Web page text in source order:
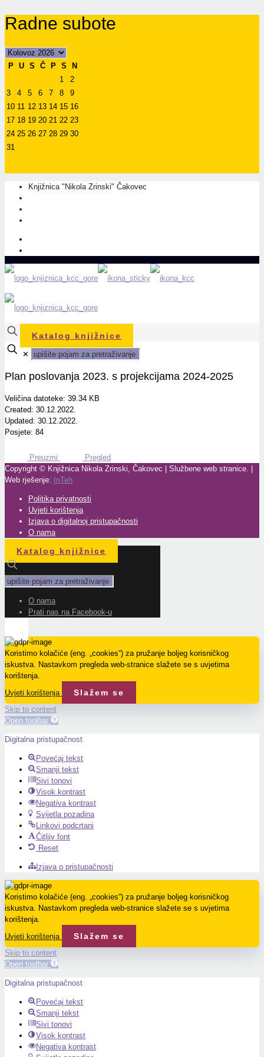
Radne subote
P U S Č P S
N
1
2
3
4 5 6 7 8
9
10 11 12 13 14 15 16
17 18 19 20 21 22 23
24 25 26 27 28 29 30
31
Knjižnica "Nikola Zrinski" Čakovec
Katalog knjižnice
✕
Plan poslovanja 2023. s projekcijama 2024-2025
Veličina datoteke: 39.34 KB
Created: 30.12.2022.
Updated: 30.12.2022.
Posjete: 84
Preuzmi
Pregled
Copyright © Knjižnica Nikola Zrinski, Čakovec | Službene web stranice. |
Web rješenje:
InTeh
Politika privatnosti
Uvjeti korištenja
Izjava o digitalnoj pristupačnosti
O nama
Katalog knjižnice
O nama
Prati nas na Facebook-u
Koristimo kolačiće (eng. „cookies“) za pružanje boljeg korisničkog
iskustva. Nastavkom pregleda web-stranice slažete se s uvjetima
korištenja.
Uvjeti korištenja
Slažem se
Skip to content
Open toolbar
Digitalna pristupačnost
Povećaj tekst
Smanji tekst
Sivi tonovi
Visok kontrast
Negativa kontrast
Svijetla pozadina
Linkovi podcrtani
Čitljiv font
Reset
Izjava o pristupačnosti
Koristimo kolačiće (eng. „cookies“) za pružanje boljeg korisničkog
iskustva. Nastavkom pregleda web-stranice slažete se s uvjetima
korištenja.
Uvjeti korištenja
Slažem se
Skip to content
Open toolbar
Digitalna pristupačnost
Povećaj tekst
Smanji tekst
Sivi tonovi
Visok kontrast
Negativa kontrast